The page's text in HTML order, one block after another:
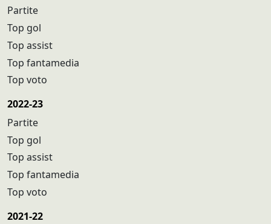
Partite
Top gol
Top assist
Top fantamedia
Top voto
2022-23
Partite
Top gol
Top assist
Top fantamedia
Top voto
2021-22